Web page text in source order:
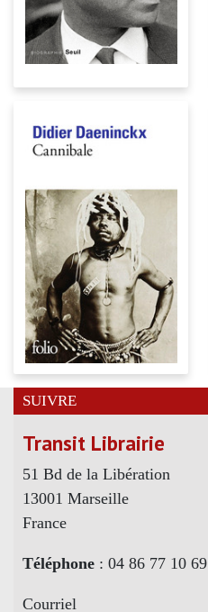
SUIVRE
Transit Librairie
51 Bd de la Libération
13001 Marseille
France
Téléphone : 04 86 77 10 69
Courriel